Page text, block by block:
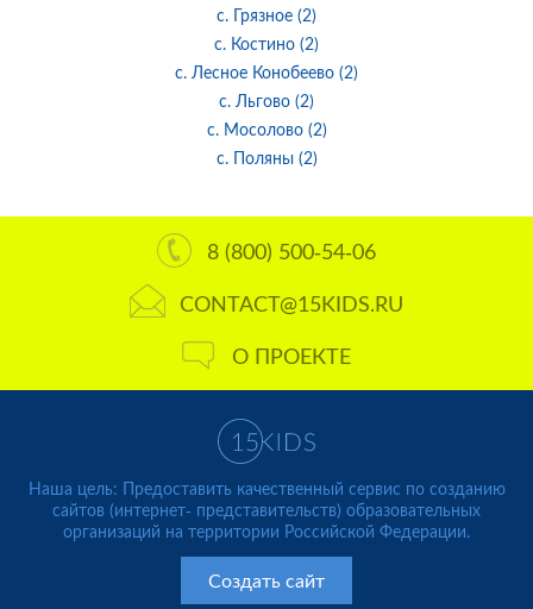
с. Грязное (2)
с. Костино (2)
с. Лесное Конобеево (2)
с. Льгово (2)
с. Мосолово (2)
с. Поляны (2)
8 (800) 500-54-06
CONTACT@15KIDS.RU
О ПРОЕКТЕ
Наша цель: Предоставить качественный сервис по созданию
сайтов (интернет- представительств) образовательных
организаций на территории Российской Федерации.
Создать сайт